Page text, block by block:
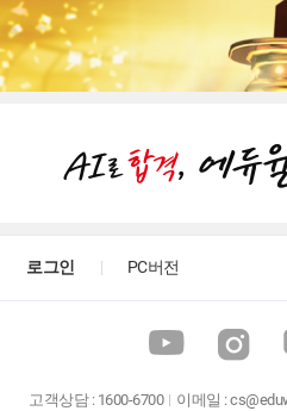
로그인 PC버전
고객상담: 1600-6700 이메일 :